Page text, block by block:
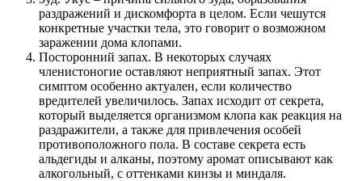
раздражений и дискомфорта в целом. Если чешутся
конкретные участки тела, это говорит о возможном
заражении дома клопами.
Посторонний запах. В некоторых случаях
членистоногие оставляют неприятный запах. Этот
симптом особенно актуален, если количество
вредителей увеличилось. Запах исходит от секрета,
который выделяется организмом клопа как реакция на
раздражители, а также для привлечения особей
противоположного пола. В составе секрета есть
альдегиды и алканы, поэтому аромат описывают как
алкогольный, с оттенками кинзы и миндаля.